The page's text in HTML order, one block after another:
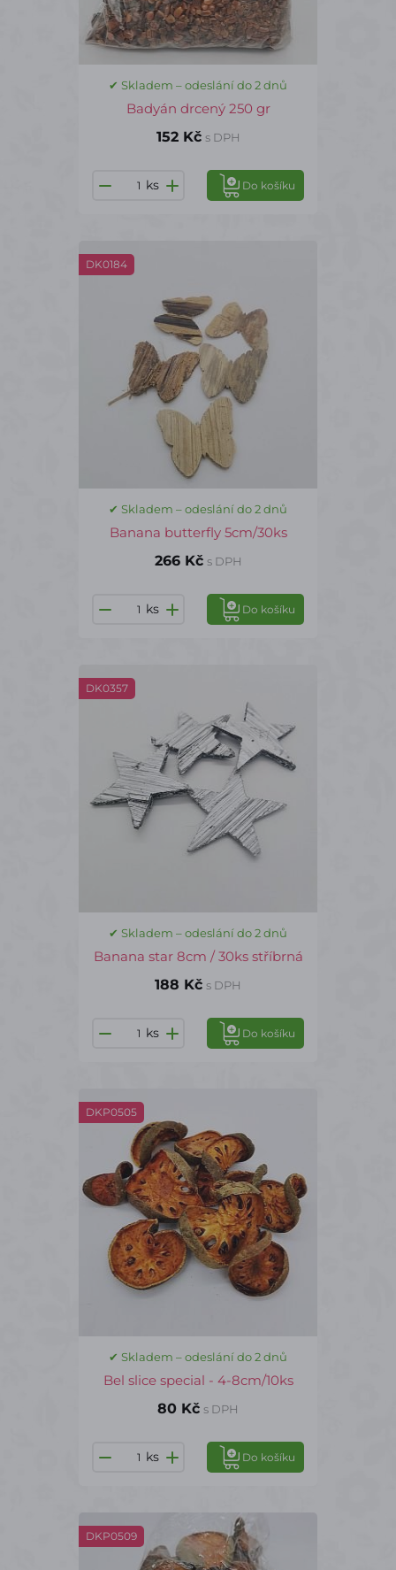
✔ Skladem – odeslání do 2 dnů
Badyán drcený 250 gr
152 Kč s DPH
ks Do košíku
DK0184
✔ Skladem – odeslání do 2 dnů
Banana butterfly 5cm/30ks
266 Kč s DPH
ks Do košíku
DK0357
✔ Skladem – odeslání do 2 dnů
Banana star 8cm / 30ks stříbrná
188 Kč s DPH
ks Do košíku
DKP0505
✔ Skladem – odeslání do 2 dnů
Bel slice special - 4-8cm/10ks
80 Kč s DPH
ks Do košíku
DKP0509